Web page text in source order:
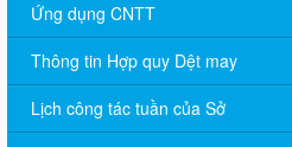
Ứng dụng CNTT
Thông tin Hợp quy Dệt may
Lịch công tác tuần của Sở